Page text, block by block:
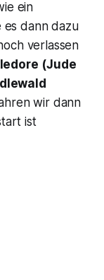
ein
es dann dazu
verlassen
(Jude
wir dann
ist